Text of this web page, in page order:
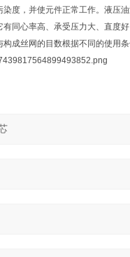
度，并使元件正常工作。液压
同心率高、承受压力大、直度
成丝网的目数根据不同的使用条